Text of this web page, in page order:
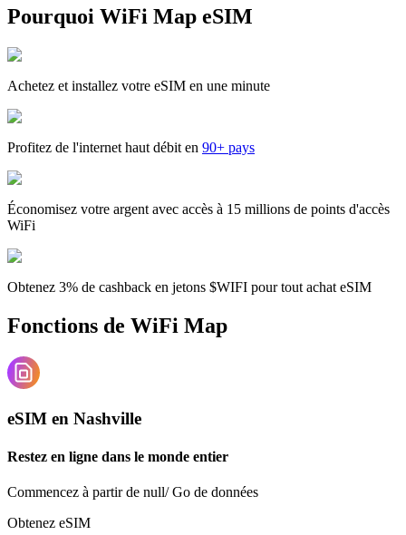
Pourquoi WiFi Map eSIM
Achetez et installez votre eSIM en une minute
Profitez de l'internet haut débit en 90+ pays
Économisez votre argent avec accès à 15 millions de points d'accès
WiFi
Obtenez 3% de cashback en jetons $WIFI pour tout achat eSIM
Fonctions de WiFi Map
eSIM en Nashville
Restez en ligne dans le monde entier
Commencez à partir de null/ Go de données
Obtenez eSIM